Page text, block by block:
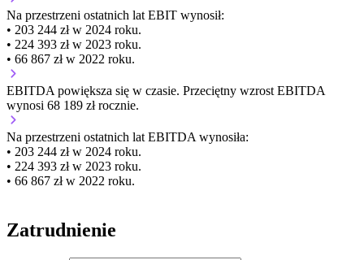
Na przestrzeni ostatnich lat EBIT wynosił:
• 203 244 zł w 2024 roku.
• 224 393 zł w 2023 roku.
• 66 867 zł w 2022 roku.
EBITDA powiększa się w czasie. Przeciętny wzrost EBITDA
wynosi 68 189 zł rocznie.
Na przestrzeni ostatnich lat EBITDA wynosiła:
• 203 244 zł w 2024 roku.
• 224 393 zł w 2023 roku.
• 66 867 zł w 2022 roku.
Zatrudnienie